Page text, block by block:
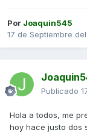
Por Joaquin545
17 de Septiembre
Publicado
Hola a todos, me
hoy hace justo dos